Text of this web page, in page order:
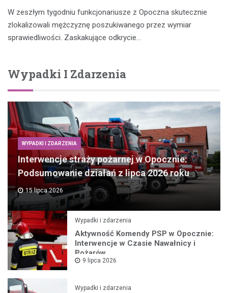
W zeszłym tygodniu funkcjonariusze z Opoczna skutecznie
zlokalizowali mężczyznę poszukiwanego przez wymiar
sprawiedliwości. Zaskakujące odkrycie…
Wypadki I Zdarzenia
WYPADKI I ZDARZENIA
Interwencje straży pożarnej w Opocznie:
Podsumowanie działań z lipca 2026 roku
15 lipca 2026
Wypadki i zdarzenia
Aktywność Komendy PSP w Opocznie:
Interwencje w Czasie Nawałnicy i
Pożarów
9 lipca 2026
Wypadki i zdarzenia